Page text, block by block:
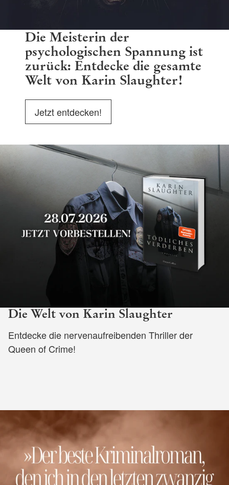
Die Meisterin der
psychologischen Spannung ist
zurück: Entdecke die gesamte
Welt von Karin Slaughter!
Jetzt entdecken!
Die Welt von Karin Slaughter
Entdecke die nervenaufreibenden Thriller der
Queen of Crime!